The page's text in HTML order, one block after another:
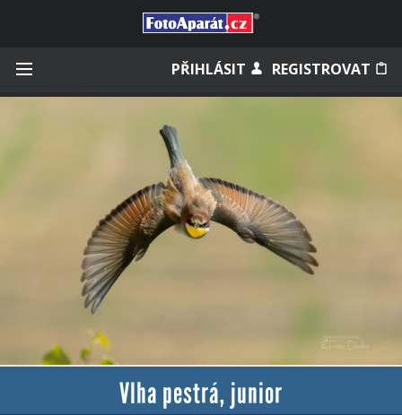
PŘIHLÁSIT REGISTROVAT
Zapamatovat
Zapomněli jste heslo?
Vlha pestrá, junior